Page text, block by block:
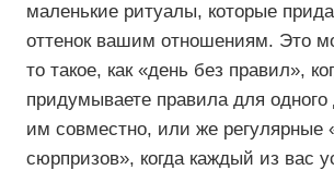
маленькие ритуалы, которые
оттенок вашим отношениям. Это
то такое, как «день без правил»,
придумываете правила для одного
им совместно, или же регулярные
сюрпризов», когда каждый из вас